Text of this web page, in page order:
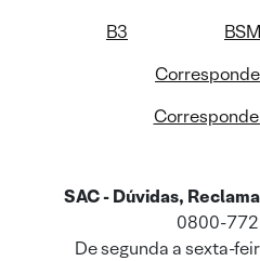
B3 BSM
SAC - Dúvidas,
0800-
De segunda a sexta-